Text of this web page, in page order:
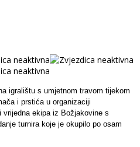
igralištu s umjetnom travom tijekom
i prstića u organizaciji
vrijedna ekipa iz Božjakovine s
turnira koje je okupilo po osam